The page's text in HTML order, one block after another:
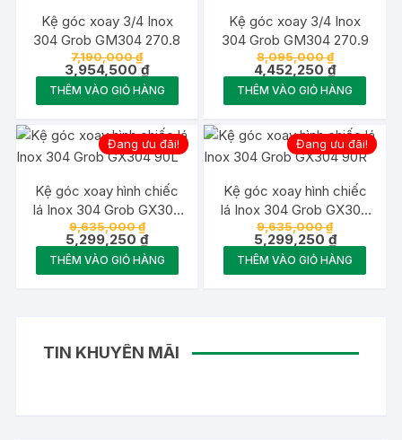
Kệ góc xoay 3/4 Inox
304 Grob GM304 270.8
7,190,000₫Giá
gốc
là:
7,190,000 ₫.
3,954,500₫Giá
hiện
tại
là:
3,954,500 ₫.
THÊM VÀO GIỎ HÀNG
Kệ góc xoay 3/4 Inox
304 Grob GM304 270.9
8,095,000₫Giá
gốc
là:
8,095,000
4,452,250₫Giá
hiện
tại
là:
THÊM VÀO GIỎ HÀNG
Đang ưu đãi!
Kệ góc xoay hình chiếc
lá Inox 304 Grob GX304
90L
9,635,000₫Giá
gốc
là:
9,635,000 ₫.
5,299,250₫Giá
hiện
tại
là:
THÊM VÀO GIỎ HÀNG
Đang ưu đãi!
Kệ góc xoay hình chiếc
lá Inox 304 Grob GX304
90R
9,635,000₫Giá
gốc
là:
9,635,000
5,299,250₫Giá
hiện
tại
là:
THÊM VÀO GIỎ HÀNG
TIN KHUYẾN MÃI